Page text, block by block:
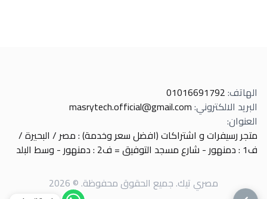
الهاتف:
01016691792
البريد الالكتروني:
masrytech.official@gmail.com
العنوان:
متجر رسيفرات و اشتراكات (افضل سعر وخدمة) : مصر / البحيرة /
ف1 : دمنهور - شارع مسجد التوفيق = ف2 : دمنهور - وسط البلد
مصري تيك. جميع الحقوق محفوظة. ©
2026